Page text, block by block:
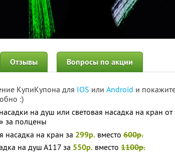
Отзывы Вопросы по акции
КупиКупона для IOS или Android и
:)
на душ или световая насадка на кран от
за полцены
насадка на кран за 299р. вместо 600р.
на душ А117 за 550р. вместо 1100р.